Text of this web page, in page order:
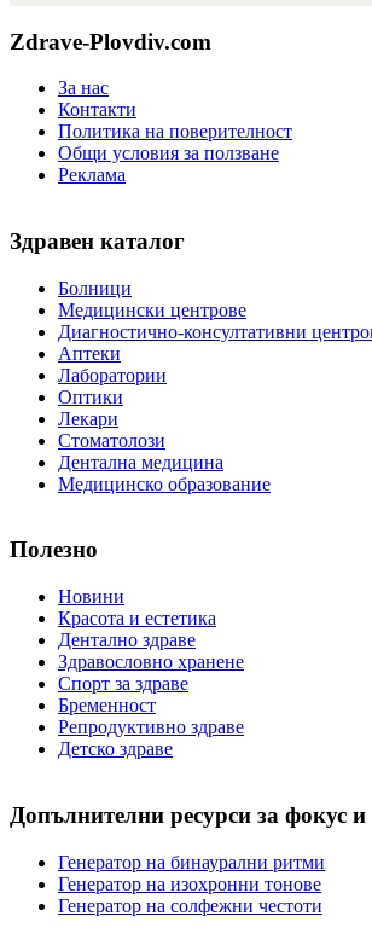
Zdrave-Plovdiv.com
За нас
Контакти
Политика на поверителност
Общи условия за ползване
Реклама
Здравен каталог
Болници
Медицински центрове
Диагностично-консултативни
Аптеки
Лаборатории
Оптики
Лекари
Стоматолози
Дентална медицина
Медицинско образование
Полезно
Новини
Красота и естетика
Дентално здраве
Здравословно хранене
Спорт за здраве
Бременност
Репродуктивно здраве
Детско здраве
Допълнителни ресурси за фокус
Генератор на бинаурални ритми
Генератор на изохронни тонове
Генератор на солфежни честоти